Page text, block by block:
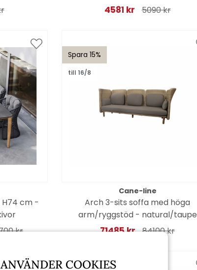
4581 kr 5090 kr
H74 cm -
kr
Spara 15%
till 16/8
Cane-line
Arch 3-sits soffa med höga
arm/ryggstöd - natural/taupe
dynor
71485 kr 84100 kr
COOKIES